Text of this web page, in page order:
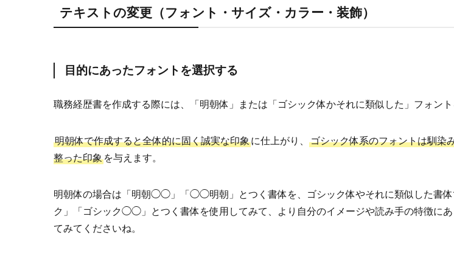
テキストの変更（フォント・サイズ・カラー・装飾）
目的にあったフォントを選択する
職務経歴書を作成する際には、「明朝体」または「ゴシック体かそれに類似した」フォント
明朝体で作成すると全体的に固く誠実な印象に仕上がり、
ゴシック体系のフォントは馴染
整った印象 を与えます。
明朝体の場合は「明朝◯◯」「◯◯明朝」とつく書体を、ゴシック体やそれに類似した書
ク」「ゴシック◯◯」とつく書体を使用してみて、より自分のイメージや読み手の特徴に
てみてくださいね。